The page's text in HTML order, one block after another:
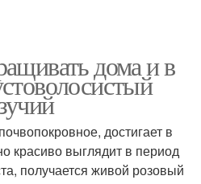
дома и в
достигает в
красиво выглядит в период
получается живой розовый